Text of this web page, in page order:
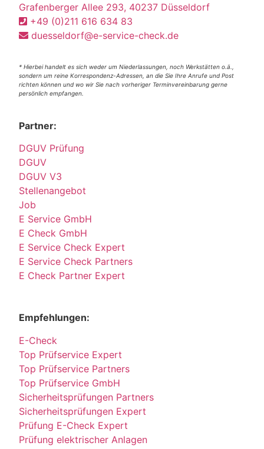
Grafenberger Allee 293, 40237 Düsseldorf
+49 (0)211 616 634 83
duesseldorf@e-service-check.de
* Hierbei handelt es sich weder um Niederlassungen, noch Werkstätten o.ä.,
sondern um reine Korrespondenz-Adressen, an die Sie Ihre Anrufe und Post
richten können und wo wir Sie nach vorheriger Terminvereinbarung gerne
persönlich empfangen.
Partner:
DGUV Prüfung
DGUV
DGUV V3
Stellenangebot
Job
E Service GmbH
E Check GmbH
E Service Check Expert
E Service Check Partners
E Check Partner Expert
Empfehlungen:
E-Check
Top Prüfservice Expert
Top Prüfservice Partners
Top Prüfservice GmbH
Sicherheitsprüfungen Partners
Sicherheitsprüfungen Expert
Prüfung E-Check Expert
Prüfung elektrischer Anlagen